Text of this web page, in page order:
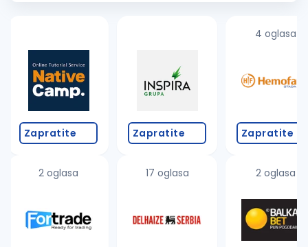
Zapratite
2 oglasa
Zapratite
17 oglasa
4 oglasa
Zapratite
2 oglasa